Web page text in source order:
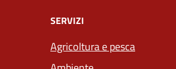
SERVIZI
Agricoltura e pesca